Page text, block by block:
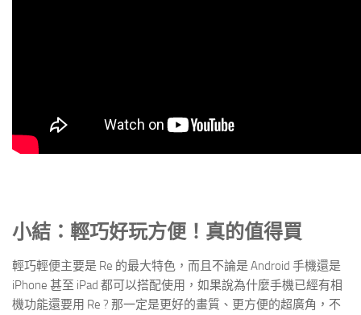
小結：輕巧好玩方便！真的值得買
輕巧輕便主要是 Re 的最大特色，而且不論是 Android 手機還是
iPhone 甚至 iPad 都可以搭配使用，如果說為什麼手機已經有相
機功能還要用 Re ? 那一定是更好的畫質、更方便的超廣角，不